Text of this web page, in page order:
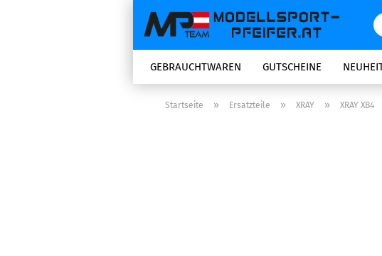
GEBRAUCHTWAREN GUTSCHEINE
Startseite » Ersatzteile » XRAY » XRAY XB4